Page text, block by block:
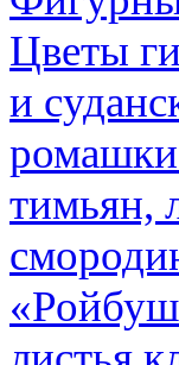
Цветы
и
ромашки
тимьян,
«Ройбуш